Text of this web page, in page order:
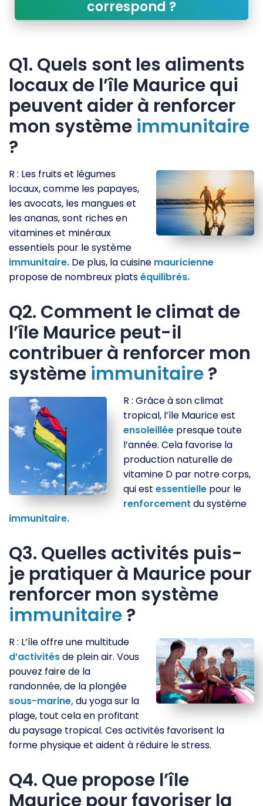
correspond ?
Q1. Quels sont les aliments
locaux de l’île Maurice qui
peuvent aider à renforcer
mon système immunitaire
?
R : Les fruits et légumes
locaux, comme les papayes,
les avocats, les mangues et
les ananas, sont riches en
vitamines et minéraux
essentiels pour le système
immunitaire. De plus, la cuisine mauricienne
propose de nombreux platséquilibrés.
Q2. Comment le climat de
l’île Maurice peut-il
contribuer à renforcer mon
système immunitaire?
R : Grâce à son climat
tropical, l’île Maurice est
ensoleillée presque toute
l’année. Cela favorise la
production naturelle de
vitamine D par notre corps,
qui estessentielle pour le
renforcement du système
immunitaire.
Q3. Quelles activités puis-
je pratiquer à Maurice pour
renforcer mon système
immunitaire?
R : L’île offre une multitude
d’activitésde plein air. Vous
pouvez faire de la
randonnée, de la plongée
sous-marine,du yoga sur la
plage, tout cela en profitant
du paysage tropical. Ces activités favorisent la
forme physique et aident à réduire le stress.
Q4. Que propose l’île
Maurice pour favoriser la